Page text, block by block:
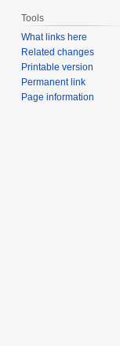
Tools
What links here
Related changes
Printable version
Permanent link
Page information